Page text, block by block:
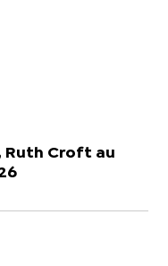
Ruth Croft au